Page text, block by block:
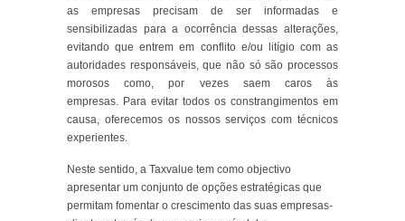
as empresas precisam de ser informadas e
sensibilizadas para a ocorrência dessas alterações,
evitando que entrem em conflito e/ou litígio com as
autoridades responsáveis, que não só são processos
morosos como, por vezes saem caros às
empresas. Para evitar todos os constrangimentos em
causa, oferecemos os nossos serviços com técnicos
experientes.
Neste sentido, a Taxvalue tem como objectivo
apresentar um conjunto de opções estratégicas que
permitam fomentar o crescimento das suas empresas-